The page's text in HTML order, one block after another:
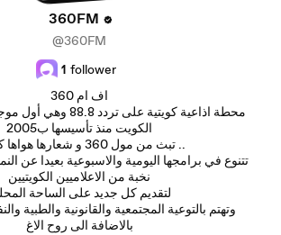
360FM
@360FM
1 follower
360 اف ام
محطة اذاعية كويتية على
الكويت منذ تأسيسها ب2005
تبث من مول 360 و شعارها هواها كويتي ..
تتنوع في برامجها اليومية والاسبوعية بعيدا عن
نخبة من الاعلاميين الكويتيين
لتقديم كل جديد على الساحة
وتهتم بالتوعية المجتمعية والقانونية والطبية
بالاضافة الى روح الاغ